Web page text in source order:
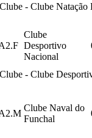
Clube - Clube Natação
Clube
Desportivo
Nacional
Clube - Clube
Clube Naval do
Funchal